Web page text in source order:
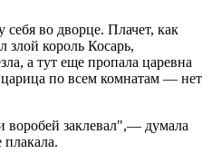
во дворце. Плачет, как
злой король Косарь,
а тут еще пропала царевна
по всем комнатам — нет
заклевал",— думала